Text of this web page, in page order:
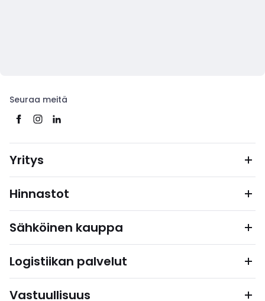
Seuraa meitä
Yritys
Hinnastot
Sähköinen kauppa
Logistiikan palvelut
Vastuullisuus